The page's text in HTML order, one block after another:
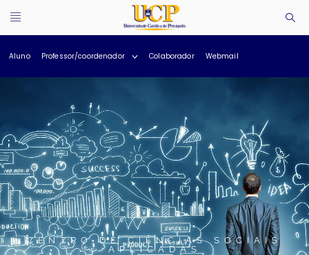
Aluno Professor/coordenador Colaborador Webmail
CENTRO DE CIÊNCIAS SOCIAIS
APLICADAS